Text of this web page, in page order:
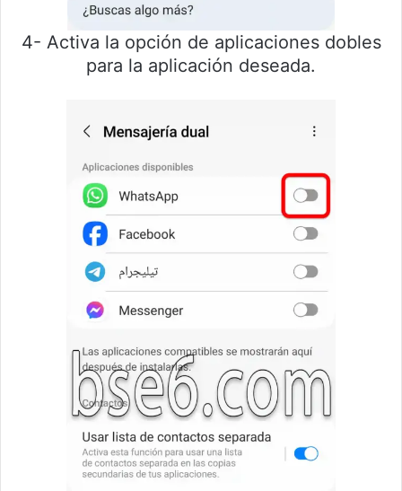
4- Activa la opción de aplicaciones dobles
para la aplicación deseada.